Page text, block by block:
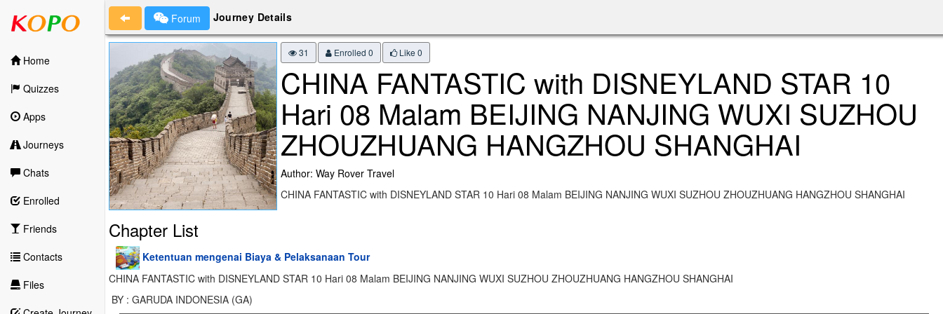
Home
Quizzes
Apps
Journeys
Chats
Enrolled
Friends
Contacts
Files
Forum Journey Details
31 Enrolled 0 Like 0
CHINA FANTASTIC with DISNEYLAND STAR 10
Hari 08 Malam BEIJING NANJING WUXI SUZHOU
ZHOUZHUANG HANGZHOU SHANGHAI
Author: Way Rover Travel
CHINA FANTASTIC with DISNEYLAND STAR 10 Hari 08 Malam BEIJING NANJING WUXI SUZHOU ZHOUZHUANG HANGZHOU SHANGHAI
Chapter List
Ketentuan mengenai Biaya & Pelaksanaan Tour
CHINA FANTASTIC with DISNEYLAND STAR 10 Hari 08 Malam BEIJING NANJING WUXI SUZHOU ZHOUZHUANG HANGZHOU SHANGHAI
BY : GARUDA INDONESIA (GA)